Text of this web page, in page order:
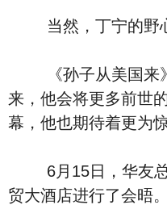
当然，丁宁的野心
《孙子从美国来》
来，他会将更多前世
幕，他也期待着更为
6月15日，华友总
贸大酒店进行了会晤。